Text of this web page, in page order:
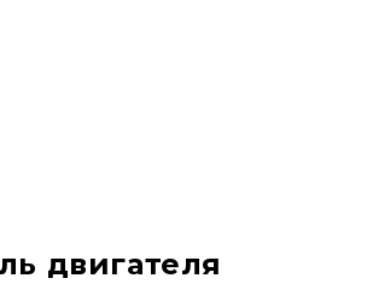
двигателя